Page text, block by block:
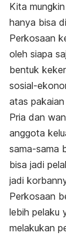
Kita
hanya bisa
Perkosaan
oleh siapa
bentuk
sosial-
atas
Pria dan
anggota
sama-sama
bisa jadi
jadi
Perkosaan
lebih pelaku
melakukan